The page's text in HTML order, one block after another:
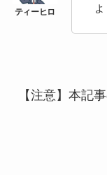
【注意】本記